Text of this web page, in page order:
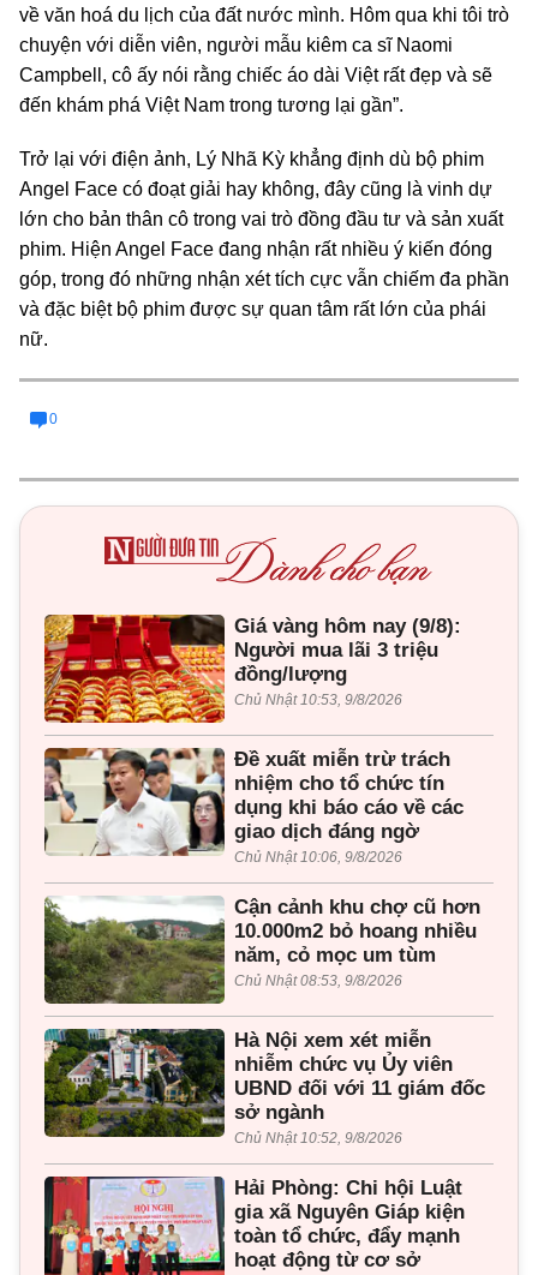
về văn hoá du lịch của đất nước mình. Hôm qua khi tôi trò
chuyện với diễn viên, người mẫu kiêm ca sĩ Naomi
Campbell, cô ấy nói rằng chiếc áo dài Việt rất đẹp và sẽ
đến khám phá Việt Nam trong tương lại gần”.
Trở lại với điện ảnh, Lý Nhã Kỳ khẳng định dù bộ phim
Angel Face có đoạt giải hay không, đây cũng là vinh dự
lớn cho bản thân cô trong vai trò đồng đầu tư và sản xuất
phim. Hiện Angel Face đang nhận rất nhiều ý kiến đóng
góp, trong đó những nhận xét tích cực vẫn chiếm đa phần
và đặc biệt bộ phim được sự quan tâm rất lớn của phái
nữ.
0
Giá vàng hôm nay (9/8):
Người mua lãi 3 triệu
đồng/lượng
Chủ Nhật 10:53, 9/8/2026
Đề xuất miễn trừ trách
nhiệm cho tổ chức tín
dụng khi báo cáo về các
giao dịch đáng ngờ
Chủ Nhật 10:06, 9/8/2026
Cận cảnh khu chợ cũ hơn
10.000m2 bỏ hoang nhiều
năm, cỏ mọc um tùm
Chủ Nhật 08:53, 9/8/2026
Hà Nội xem xét miễn
nhiễm chức vụ Ủy viên
UBND đối với 11 giám đốc
sở ngành
Chủ Nhật 10:52, 9/8/2026
Hải Phòng: Chi hội Luật
gia xã Nguyên Giáp kiện
toàn tổ chức, đẩy mạnh
hoạt động từ cơ sở